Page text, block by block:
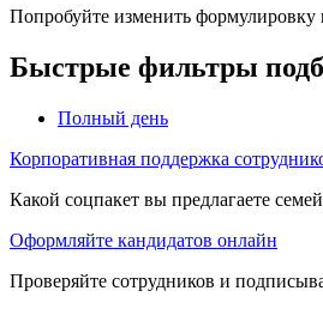
Попробуйте изменить
Быстрые фильтры
Полный день
Корпоративная поддержка
Какой соцпакет вы предлагаете
Оформляйте кандидатов онлайн
Проверяйте сотрудников и